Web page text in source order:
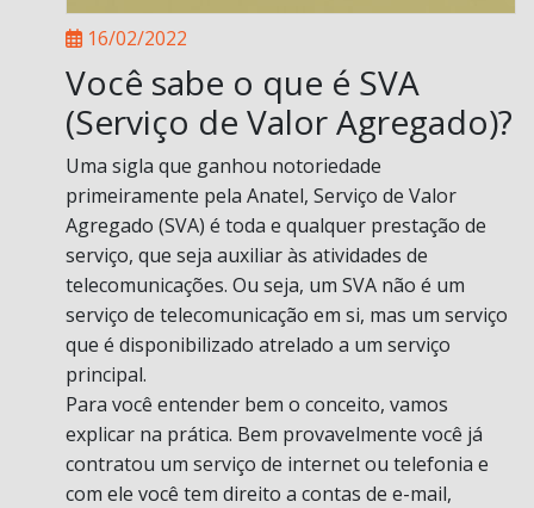
16/02/2022
Você sabe o que é SVA
(Serviço de Valor Agregado)?
Uma sigla que ganhou notoriedade
primeiramente pela Anatel, Serviço de Valor
Agregado (SVA) é toda e qualquer prestação de
serviço, que seja auxiliar às atividades de
telecomunicações. Ou seja, um SVA não é um
serviço de telecomunicação em si, mas um serviço
que é disponibilizado atrelado a um serviço
principal.
Para você entender bem o conceito, vamos
explicar na prática. Bem provavelmente você já
contratou um serviço de internet ou telefonia e
com ele você tem direito a contas de e-mail,